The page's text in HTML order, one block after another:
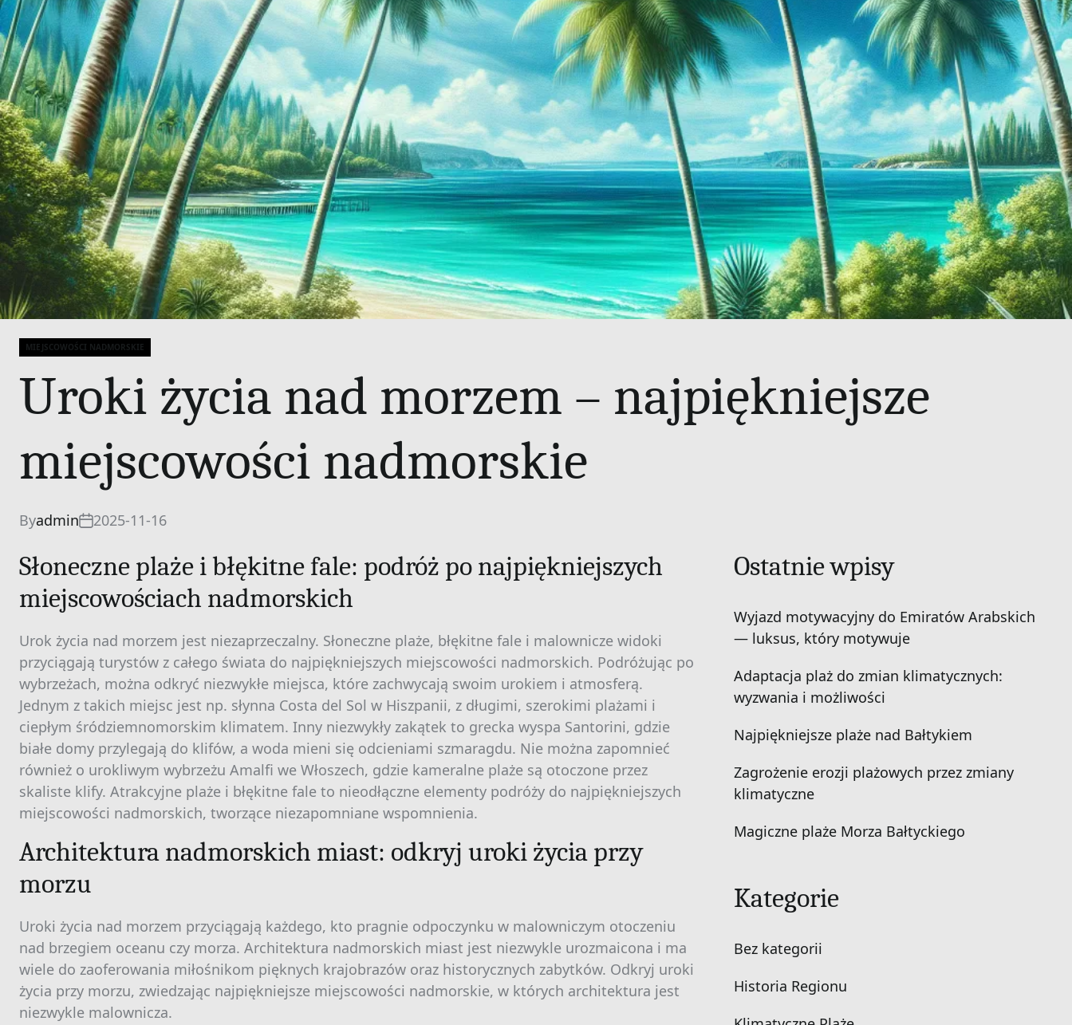
Categories
MIEJSCOWOŚCI NADMORSKIE
Uroki życia nad morzem – najpiękniejsze
miejscowości nadmorskie
Byadmin 2025-11-16
Słoneczne plaże i błękitne fale: podróż po najpiękniejszych
miejscowościach nadmorskich
Urok życia nad morzem jest niezaprzeczalny. Słoneczne plaże, błękitne fale i malownicze widoki
przyciągają turystów z całego świata do najpiękniejszych miejscowości nadmorskich. Podróżując po
wybrzeżach, można odkryć niezwykłe miejsca, które zachwycają swoim urokiem i atmosferą.
Jednym z takich miejsc jest np. słynna Costa del Sol w Hiszpanii, z długimi, szerokimi plażami i
ciepłym śródziemnomorskim klimatem. Inny niezwykły zakątek to grecka wyspa Santorini, gdzie
białe domy przylegają do klifów, a woda mieni się odcieniami szmaragdu. Nie można zapomnieć
również o urokliwym wybrzeżu Amalfi we Włoszech, gdzie kameralne plaże są otoczone przez
skaliste klify. Atrakcyjne plaże i błękitne fale to nieodłączne elementy podróży do najpiękniejszych
miejscowości nadmorskich, tworzące niezapomniane wspomnienia.
Architektura nadmorskich miast: odkryj uroki życia przy
morzu
Uroki życia nad morzem przyciągają każdego, kto pragnie odpoczynku w malowniczym otoczeniu
nad brzegiem oceanu czy morza. Architektura nadmorskich miast jest niezwykle urozmaicona i ma
wiele do zaoferowania miłośnikom pięknych krajobrazów oraz historycznych zabytków. Odkryj uroki
życia przy morzu, zwiedzając najpiękniejsze miejscowości nadmorskie, w których architektura jest
niezwykle malownicza.
Ostatnie wpisy
Wyjazd motywacyjny do Emiratów Arabskich
— luksus, który motywuje
Adaptacja plaż do zmian klimatycznych:
wyzwania i możliwości
Najpiękniejsze plaże nad Bałtykiem
Zagrożenie erozji plażowych przez zmiany
klimatyczne
Magiczne plaże Morza Bałtyckiego
Kategorie
Bez kategorii
Historia Regionu